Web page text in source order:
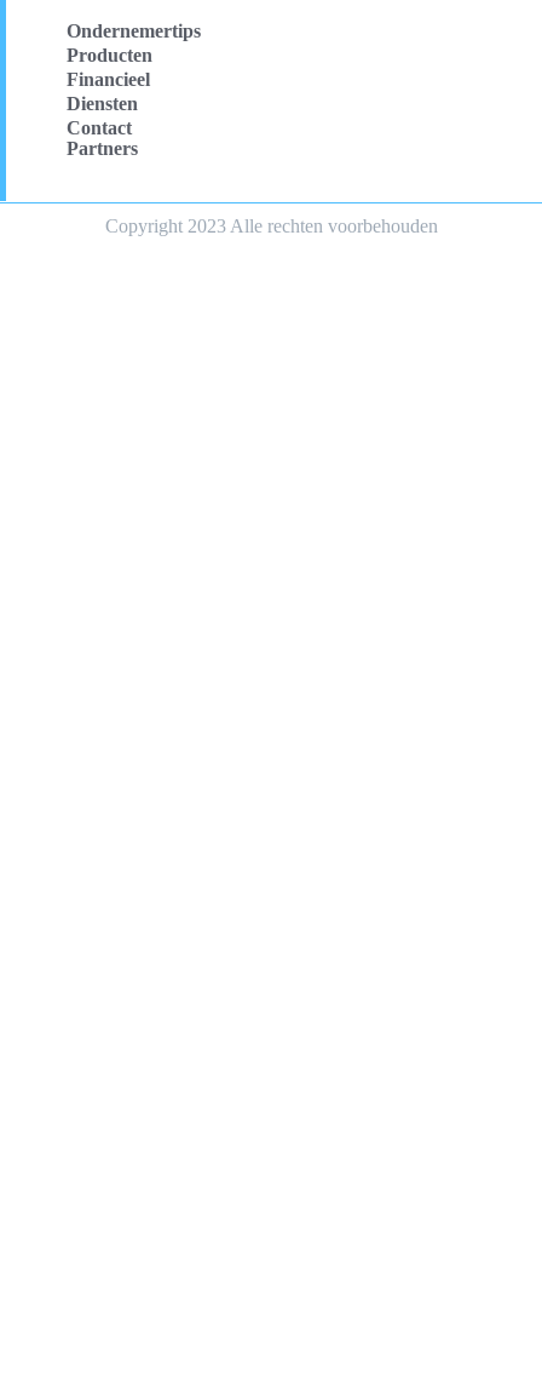
Ondernemertips
Producten
Financieel
Diensten
Contact
Partners
Copyright 2023 Alle rechten voorbehouden